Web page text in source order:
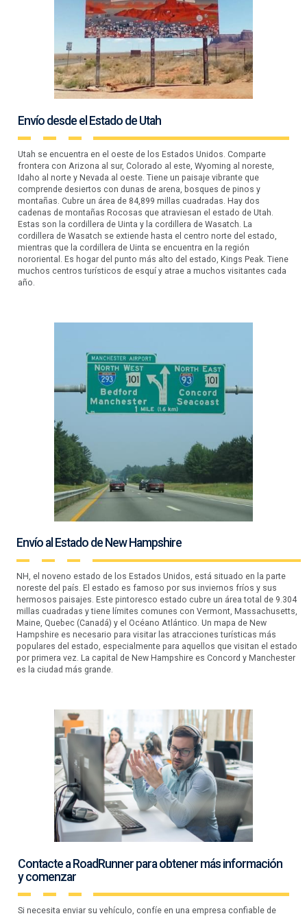
Envío desde el Estado de Utah
Utah se encuentra en el oeste de los Estados Unidos. Comparte
frontera con Arizona al sur, Colorado al este, Wyoming al noreste,
Idaho al norte y Nevada al oeste. Tiene un paisaje vibrante que
comprende desiertos con dunas de arena, bosques de pinos y
montañas. Cubre un área de 84,899 millas cuadradas. Hay dos
cadenas de montañas Rocosas que atraviesan el estado de Utah.
Estas son la cordillera de Uinta y la cordillera de Wasatch. La
cordillera de Wasatch se extiende hasta el centro norte del estado,
mientras que la cordillera de Uinta se encuentra en la región
nororiental. Es hogar del punto más alto del estado, Kings Peak. Tiene
muchos centros turísticos de esquí y atrae a muchos visitantes cada
año.
Envío al Estado de New Hampshire
NH, el noveno estado de los Estados Unidos, está situado en la parte
noreste del país. El estado es famoso por sus inviernos fríos y sus
hermosos paisajes. Este pintoresco estado cubre un área total de 9.304
millas cuadradas y tiene límites comunes con Vermont, Massachusetts,
Maine, Quebec (Canadá) y el Océano Atlántico. Un mapa de New
Hampshire es necesario para visitar las atracciones turísticas más
populares del estado, especialmente para aquellos que visitan el estado
por primera vez. La capital de New Hampshire es Concord y Manchester
es la ciudad más grande.
Contacte a RoadRunner para obtener más información
y comenzar
Si necesita enviar su vehículo, confíe en una empresa confiable de